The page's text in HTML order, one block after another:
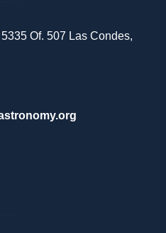
Of. 507 Las Condes,